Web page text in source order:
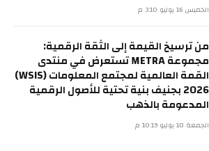
الخميس 16 يوليو 3:10 م
من ترسيخ القيمة إلى الثقة الرقمية:
مجموعة METRA تستعرض في منتدى
القمة العالمية لمجتمع المعلومات (WSIS)
2026 بجنيف بنية تحتية للأصول الرقمية
المدعومة بالذهب
الجمعة 10 يوليو 10:19 م